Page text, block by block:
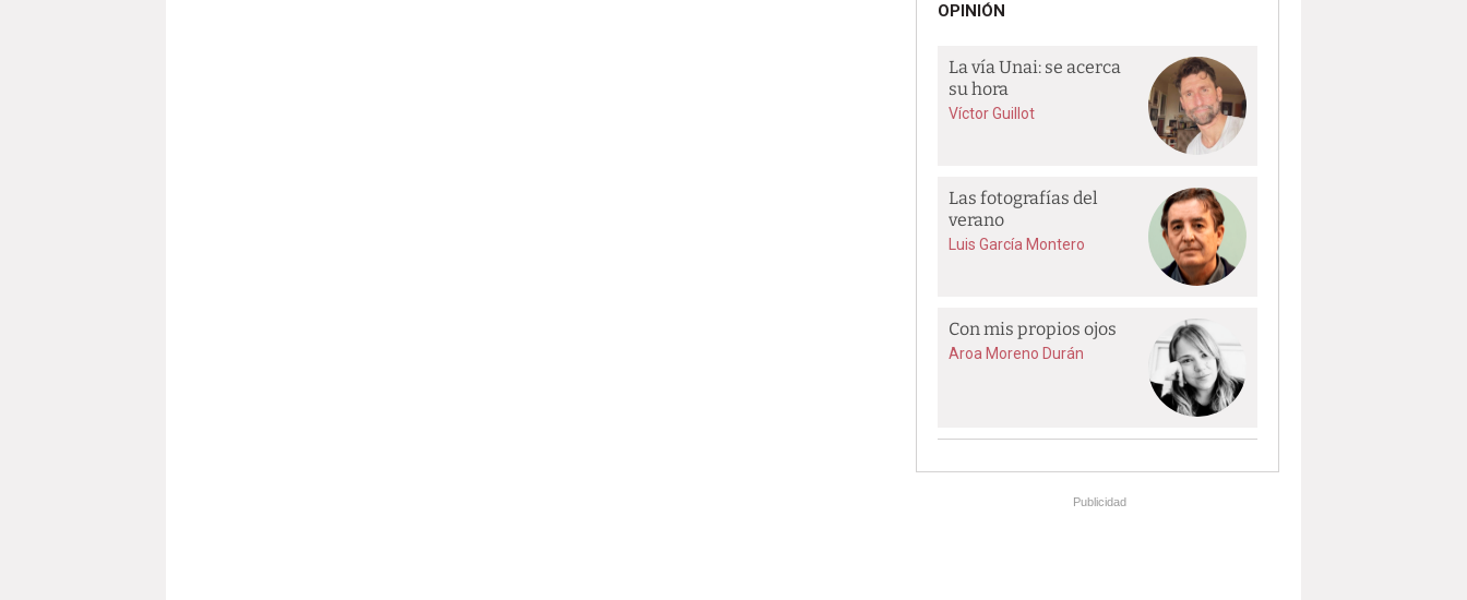
OPINIÓN
La vía Unai: se acerca
su hora
Víctor Guillot
Las fotografías del
verano
Luis García Montero
Con mis propios ojos
Aroa Moreno Durán
Publicidad